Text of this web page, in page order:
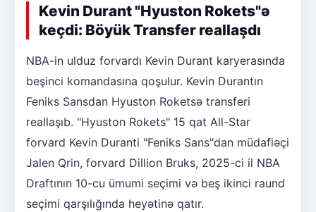
Kevin Durant "Hyuston Rokets"ə
keçdi: Böyük Transfer reallaşdı
NBA-in ulduz forvardı Kevin Durant karyerasında
beşinci komandasına qoşulur. Kevin Durantın
Feniks Sansdan Hyuston Roketsə transferi
reallaşıb. "Hyuston Rokets" 15 qat All-Star
forvard Kevin Duranti "Feniks Sans"dan müdafiəçi
Jalen Qrin, forvard Dillion Bruks, 2025-ci il NBA
Draftının 10-cu ümumi seçimi və beş ikinci raund
seçimi qarşılığında heyətinə qatır.